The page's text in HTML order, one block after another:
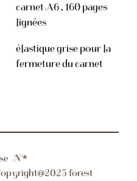
carnet A6 , 160 pages
lignées
élastique grise pour la
fermeture du carnet
N*
forest